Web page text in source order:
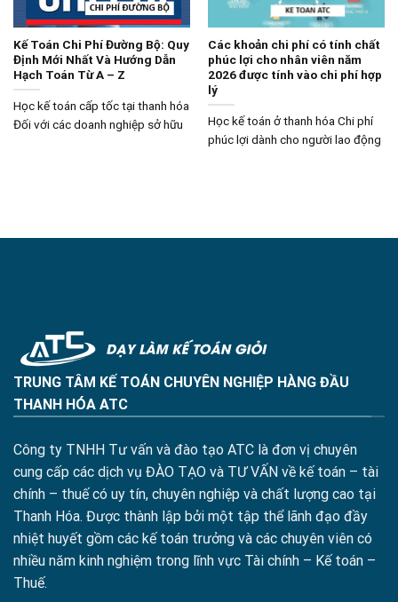
Kế Toán Chi Phí Đường Bộ: Quy
Định Mới Nhất Và Hướng Dẫn
Hạch Toán Từ A – Z
Học kế toán cấp tốc tại thanh hóa
Đối với các doanh nghiệp sở hữu
Các khoản chi phí có tính chất
phúc lợi cho nhân viên năm
2026 được tính vào chi phí hợp
lý
Học kế toán ở thanh hóa Chi phí
phúc lợi dành cho người lao động
TRUNG TÂM KẾ TOÁN CHUYÊN NGHIỆP HÀNG ĐẦU
THANH HÓA ATC
Công ty TNHH Tư vấn và đào tạo ATC là đơn vị chuyên
cung cấp các dịch vụ ĐÀO TẠO và TƯ VẤN về kế toán – tài
chính – thuế có uy tín, chuyên nghiệp và chất lượng cao tại
Thanh Hóa. Được thành lập bởi một tập thể lãnh đạo đầy
nhiệt huyết gồm các kế toán trưởng và các chuyên viên có
nhiều năm kinh nghiệm trong lĩnh vực Tài chính – Kế toán –
Thuế.